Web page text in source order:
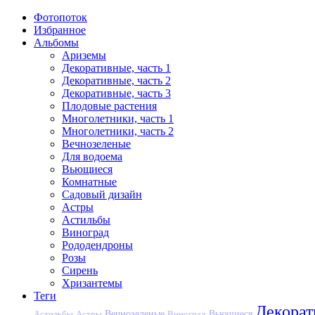
Фотопоток
Избранное
Альбомы
Ариземы
Декоративные, часть 1
Декоративные, часть 2
Декоративные, часть 3
Плодовые растения
Многолетники, часть 1
Многолетники, часть 2
Вечнозеленые
Для водоема
Вьющиеся
Комнатные
Садовый дизайн
Астры
Астильбы
Виноград
Рододендроны
Розы
Сирень
Хризантемы
Теги